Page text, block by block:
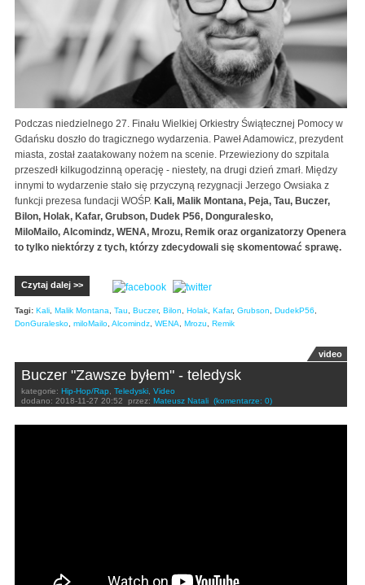
Podczas niedzielnego 27. Finału Wielkiej Orkiestry Świątecznej Pomocy w
Gdańsku doszło do tragicznego wydarzenia. Paweł Adamowicz, prezydent
miasta, został zaatakowany nożem na scenie. Przewieziony do szpitala
przeszedł kilkugodzinną operację - niestety, na drugi dzień zmarł. Między
innymi to wydarzenie stało się przyczyną rezygnacji Jerzego Owsiaka z
funkcji prezesa fundacji WOŚP. Kali, Malik Montana, Peja, Tau, Buczer,
Bilon, Holak, Kafar, Grubson, Dudek P56, Donguralesko,
MiloMailo, Alcomindz, WENA, Mrozu, Remik oraz organizatorzy Openera
to tylko niektórzy z tych, którzy zdecydowali się skomentować sprawę.
Czytaj dalej >>
Tagi: Kali Malik Montana Tau Buczer, Bilon Holak Kafar, Grubson DudekP56
DonGuralesko miloMailo Alcomindz WENA Mrozu Remik
video
Buczer "Zawsze byłem" - teledysk
kategorie: Hip-Hop/Rap Teledyski Video
dodano: 2018-11-27 20:52 przez: Mateusz Natali (komentarze: 0)